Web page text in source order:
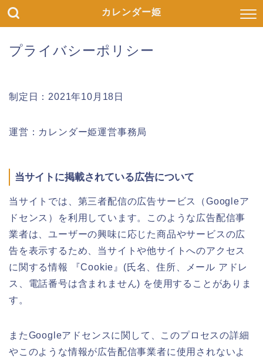
カレンダー姫
プライバシーポリシー
制定日：2021年10月18日
運営：カレンダー姫運営事務局
当サイトに掲載されている広告について
当サイトでは、第三者配信の広告サービス（Googleア
ドセンス）を利用しています。このような広告配信事
業者は、ユーザーの興味に応じた商品やサービスの広
告を表示するため、当サイトや他サイトへのアクセス
に関する情報 『Cookie』(氏名、住所、メール アドレ
ス、電話番号は含まれません) を使用することがありま
す。
またGoogleアドセンスに関して、このプロセスの詳細
やこのような情報が広告配信事業者に使用されないよ